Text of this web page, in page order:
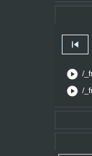
skip_previous
play_circle /
play_circle /